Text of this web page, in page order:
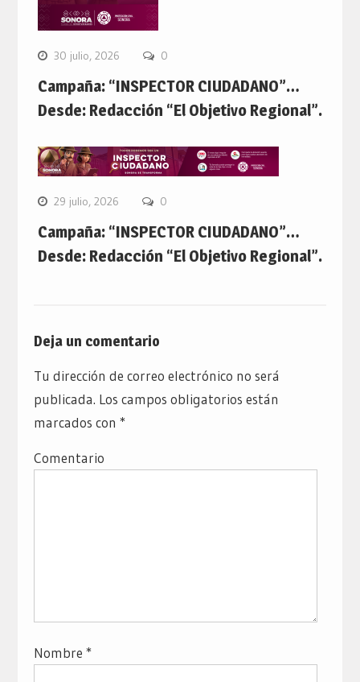
30 julio, 2026 0
Campaña: “INSPECTOR CIUDADANO”…
Desde: Redacción “El Objetivo Regional”.
29 julio, 2026 0
Campaña: “INSPECTOR CIUDADANO”…
Desde: Redacción “El Objetivo Regional”.
Deja un comentario
Tu dirección de correo electrónico no será
publicada. Los campos obligatorios están
marcados con *
Comentario
Nombre *